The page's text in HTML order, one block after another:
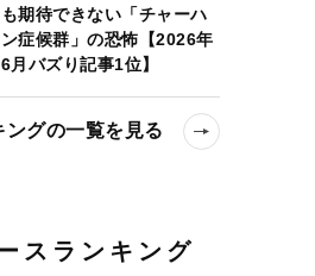
も期待できない「チャーハ
ン症候群」の恐怖【2026年
6月バズり記事1位】
ングの一覧を見る
スランキング